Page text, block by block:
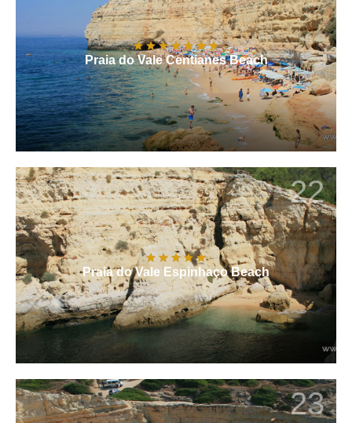
Praia do Vale Centianes Beach
22
Praia do Vale Espinhaço Beach
23